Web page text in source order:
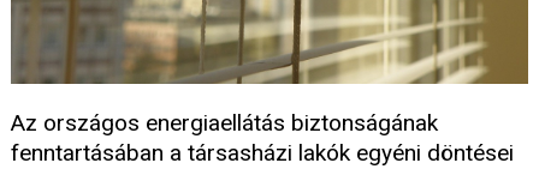
Az országos energiaellátás biztonságának
fenntartásában a társasházi lakók egyéni döntései